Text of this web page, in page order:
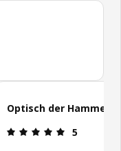
Alle Bewertungen:
Optisch der Hammer
5